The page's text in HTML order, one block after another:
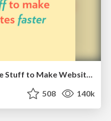
Let's Do A Bunch of Simple Stuff to Make Websites Faster
508 140k